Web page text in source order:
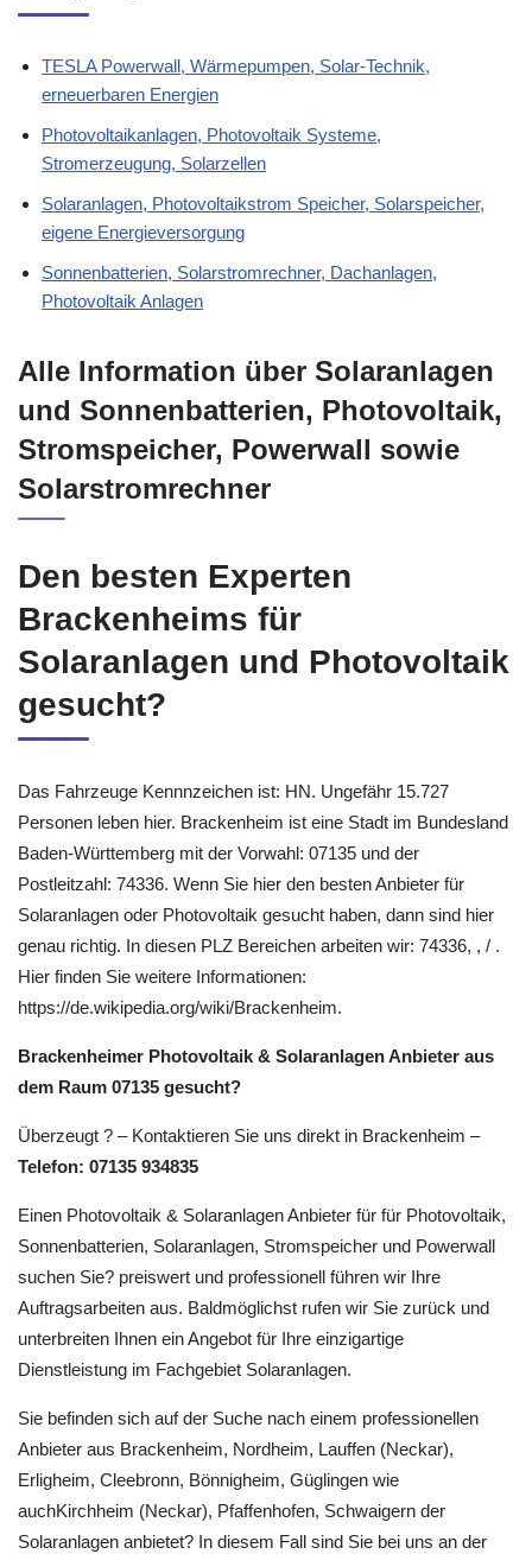
TESLA Powerwall, Wärmepumpen, Solar-Technik,
erneuerbaren Energien
Photovoltaikanlagen, Photovoltaik Systeme,
Stromerzeugung, Solarzellen
Solaranlagen, Photovoltaikstrom Speicher, Solarspeicher,
eigene Energieversorgung
Sonnenbatterien, Solarstromrechner, Dachanlagen,
Photovoltaik Anlagen
Alle Information über Solaranlagen
und Sonnenbatterien, Photovoltaik,
Stromspeicher, Powerwall sowie
Solarstromrechner
Den besten Experten
Brackenheims für
Solaranlagen und Photovoltaik
gesucht?
Das Fahrzeuge Kennnzeichen ist: HN. Ungefähr 15.727
Personen leben hier. Brackenheim ist eine Stadt im Bundesland
Baden-Württemberg mit der Vorwahl: 07135 und der
Postleitzahl: 74336. Wenn Sie hier den besten Anbieter für
Solaranlagen oder Photovoltaik gesucht haben, dann sind hier
genau richtig. In diesen PLZ Bereichen arbeiten wir: 74336, , / .
Hier finden Sie weitere Informationen:
https://de.wikipedia.org/wiki/Brackenheim.
Brackenheimer Photovoltaik & Solaranlagen Anbieter aus
dem Raum 07135 gesucht?
Überzeugt ? – Kontaktieren Sie uns direkt in Brackenheim –
Telefon: 07135 934835
Einen Photovoltaik & Solaranlagen Anbieter für für Photovoltaik,
Sonnenbatterien, Solaranlagen, Stromspeicher und Powerwall
suchen Sie? preiswert und professionell führen wir Ihre
Auftragsarbeiten aus. Baldmöglichst rufen wir Sie zurück und
unterbreiten Ihnen ein Angebot für Ihre einzigartige
Dienstleistung im Fachgebiet Solaranlagen.
Sie befinden sich auf der Suche nach einem professionellen
Anbieter aus Brackenheim, Nordheim, Lauffen (Neckar),
Erligheim, Cleebronn, Bönnigheim, Güglingen wie
auchKirchheim (Neckar), Pfaffenhofen, Schwaigern der
Solaranlagen anbietet? In diesem Fall sind Sie bei uns an der